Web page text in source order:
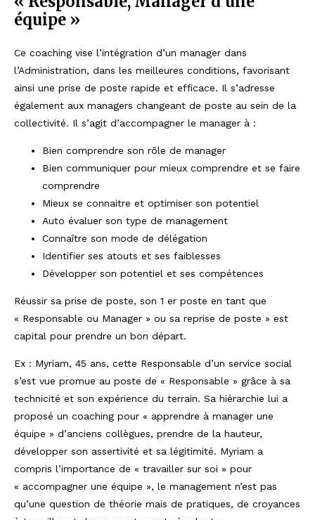
équipe »
Ce coaching vise l’intégration d’un manager dans
l’Administration, dans les meilleures conditions, favorisant
ainsi une prise de poste rapide et efficace. Il s’adresse
également aux managers changeant de poste au sein de la
collectivité. Il s’agit d’accompagner le manager à :
Bien comprendre son rôle de manager
Bien communiquer pour mieux comprendre et se faire
comprendre
Mieux se connaitre et optimiser son potentiel
Auto évaluer son type de management
Connaître son mode de délégation
Identifier ses atouts et ses faiblesses
Développer son potentiel et ses compétences
Réussir sa prise de poste, son 1 er poste en tant que
« Responsable ou Manager » ou sa reprise de poste » est
capital pour prendre un bon départ.
Ex : Myriam, 45 ans, cette Responsable d’un service social
s’est vue promue au poste de « Responsable » grâce à sa
technicité et son expérience du terrain. Sa hiérarchie lui a
proposé un coaching pour « apprendre à manager une
équipe » d’anciens collègues, prendre de la hauteur,
développer son assertivité et sa légitimité. Myriam a
compris l’importance de « travailler sur soi » pour
« accompagner une équipe », le management n’est pas
qu’une question de théorie mais de pratiques, de croyances